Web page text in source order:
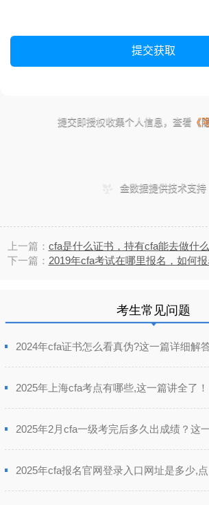
上一篇： cfa是什么证书，持有cfa能去做什
下一篇： 2019年cfa考试在哪里报名，如何
考生常见问题
2024年cfa证书怎么看真伪?这一篇详细解
2025年上海cfa考点有哪些,这一篇讲全了！
2025年2月cfa一级考完后多久出成绩？这
2025年cfa报名官网登录入口网址是多少,点